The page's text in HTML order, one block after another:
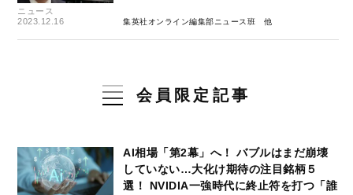
ニュース
2023.12.16
集英社オンライン編集部ニュース班
会員限定記事
AI相場「第2幕」へ！ バブルはまだ崩壊
していない…大化け期待の注目銘柄５
選！ NVIDIA一強時代に終止符を打つ「誰